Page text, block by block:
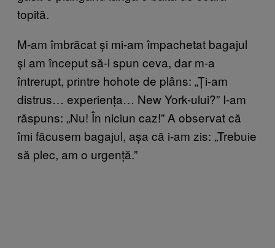
topită.
M-am îmbrăcat și mi-am împachetat bagajul
și am început să-i spun ceva, dar m-a
întrerupt, printre hohote de plâns: „Ți-am
distrus… experiența… New York-ului?” I-am
răspuns: „Nu! În niciun caz!” A observat că
îmi făcusem bagajul, așa că i-am zis: „Trebuie
să plec, am o urgență.”